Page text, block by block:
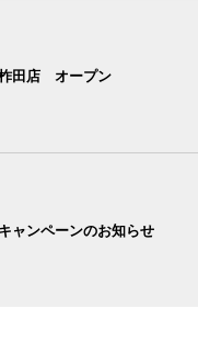
田店 オープン
ャンペーンのお知らせ